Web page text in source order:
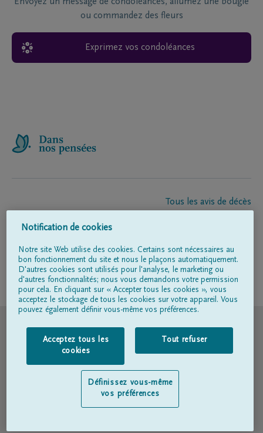
ou commandez des fleurs
Exprimez vos condoléances
Tous les avis de décès
Entrepreneur de pompes funèbres
Suivez-nous sur
Conditions d'utilisation
Déclaration relative à la vie privée
Déclaration d’accessibilité
Notification de cookies
Notre site Web utilise des cookies. Certains sont nécessaires au
bon fonctionnement du site et nous le plaçons automatiquement.
D'autres cookies sont utilisés pour l'analyse, le marketing ou
d'autres fonctionnalités; nous vous demandons votre permission
pour cela. En cliquant sur « Accepter tous les cookies », vous
acceptez le stockage de tous les cookies sur votre appareil. Vous
pouvez également définir vous-même vos préférences.
Acceptez tous les
cookies
Tout refuser
Définissez vous-même
vos préférences